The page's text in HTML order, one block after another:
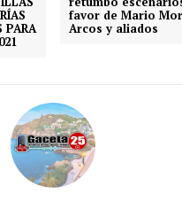
PARA
favor de Mario
Arcos y aliados